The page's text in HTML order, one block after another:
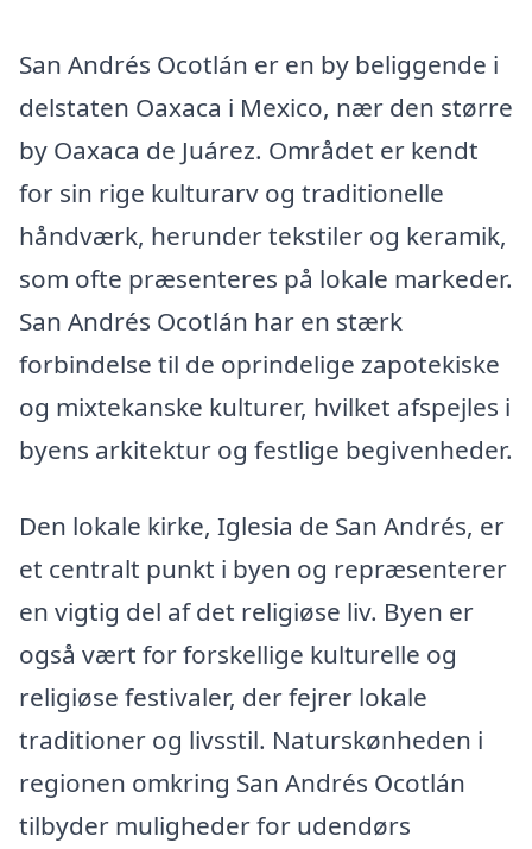
San Andrés Ocotlán er en by beliggende i
delstaten Oaxaca i Mexico, nær den større
by Oaxaca de Juárez. Området er kendt
for sin rige kulturarv og traditionelle
håndværk, herunder tekstiler og keramik,
som ofte præsenteres på lokale markeder.
San Andrés Ocotlán har en stærk
forbindelse til de oprindelige zapotekiske
og mixtekanske kulturer, hvilket afspejles i
byens arkitektur og festlige begivenheder.
Den lokale kirke, Iglesia de San Andrés, er
et centralt punkt i byen og repræsenterer
en vigtig del af det religiøse liv. Byen er
også vært for forskellige kulturelle og
religiøse festivaler, der fejrer lokale
traditioner og livsstil. Naturskønheden i
regionen omkring San Andrés Ocotlán
tilbyder muligheder for udendørs